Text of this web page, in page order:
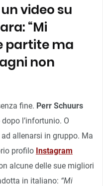
video su
“Mi
partite ma
non
fine. Perr Schuurs
l’infortunio. O
allenarsi in gruppo. Ma
profilo Instagram
alcune delle sue migliori
in italiano: “Mi